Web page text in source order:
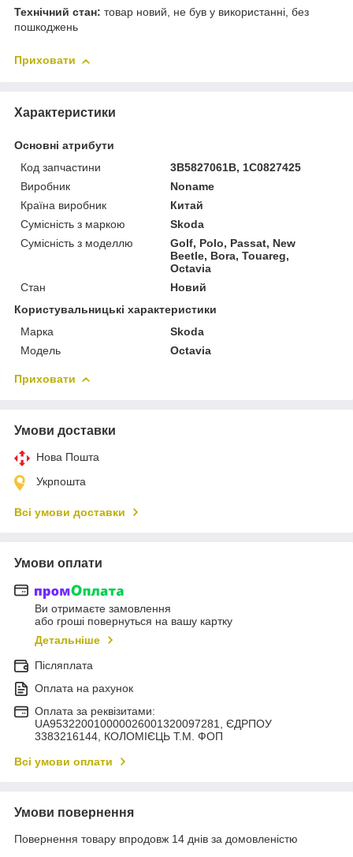
Технічний стан: товар новий, не був у використанні, без
пошкоджень
Приховати
Характеристики
Основні атрибути
Код запчастини
3B5827061B, 1C0827425
Виробник
Noname
Країна виробник
Китай
Сумісність з маркою
Skoda
Сумісність з моделлю
Golf, Polo, Passat, New
Beetle, Bora, Touareg,
Octavia
Стан
Новий
Користувальницькі характеристики
Марка
Skoda
Мoдель
Octavia
Приховати
Умови доставки
Нова Пошта
Укрпошта
Всі умови доставки
Умови оплати
Ви отримаєте замовлення
або гроші повернуться на вашу картку
Детальніше
Післяплата
Оплата на рахунок
Оплата за реквізитами:
UA953220010000026001320097281, ЄДРПОУ
3383216144, КОЛОМIЄЦЬ Т.М. ФОП
Всі умови оплати
Умови повернення
Повернення товару впродовж 14 днів за домовленістю